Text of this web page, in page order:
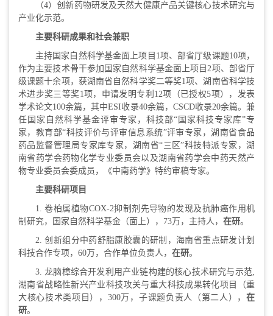
（4）创新药物研发及天然大健康产品关键核心技术研究与
产业化示范。
主要科研成果和社会兼职
主持国家自然科学基金面上项目1项、部省厅级课题10项，
作为主要技术骨干参加国家自然科学基金面上项目2项、部省厅
级课题十余项，获湖南省自然科学奖二等奖1项、湖南省科学技
术进步奖三等奖1项，申请发明专利12项（已授权5项），发表
学术论文100余篇，其中ESI收录40余篇，CSCD收录20余篇。兼
任国家自然科学基金评审专家，科技部“国家科技专家库”专
家，教育部“科技评价与评审信息系统”评审专家，湖南省食品
药品监督管理局专家库专家，湖南省“三区”科技特派专家，湖
南省药学会药物化学专业委员会以及湖南省药学会中药天然产
物专业委员会委成员，《中南药学》特约审稿专家。
主要科研项目
1. 卷柏属植物COX-2抑制剂先导物的发现及抗肺癌作用机
制研究，国家自然科学基金（面上），73万，主持人， 在研。
2. 创新组分中药舒脂康胶囊的研制，海南省重点研发计划
科技合作专项，60万，合作单位负责人， 在研。
3. 龙脑樟综合开发利用产业链构建的核心技术研究与示范,
湖南省战略性新兴产业科技攻关与重大科技成果转化项目（重
大核心技术类项目），300万，子课题负责人（第二人）， 在
研。